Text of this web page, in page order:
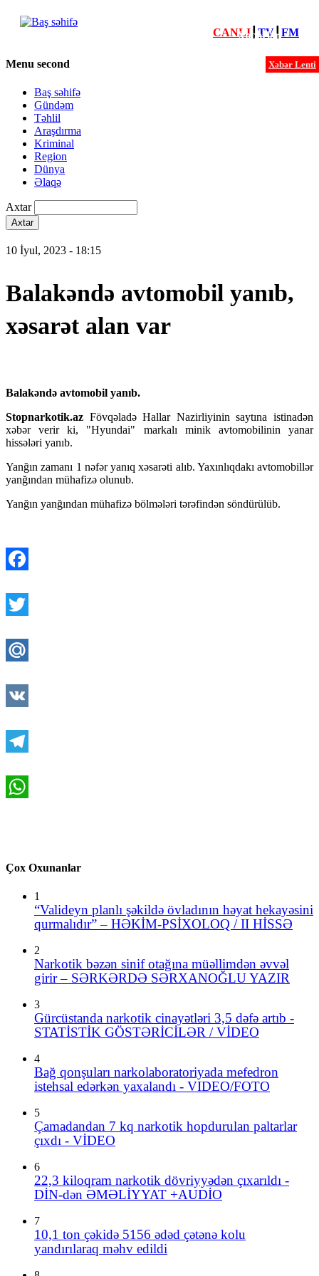
Xəbərlər
Xəbər Lenti
CANLI┃ TV┃ FM
Menu second
Baş səhifə
Gündəm
Təhlil
Araşdırma
Kriminal
Region
Dünya
Əlaqə
Axtar
10 İyul, 2023 - 18:15
Balakəndə avtomobil yanıb,
xəsarət alan var
Balakəndə avtomobil yanıb.
Stopnarkotik.az Fövqəladə Hallar Nazirliyinin saytına istinadən
xəbər verir ki, "Hyundai" markalı minik avtomobilinin yanar
hissələri yanıb.
Yanğın zamanı 1 nəfər yanıq xəsarəti alıb. Yaxınlıqdakı avtomobillər
yanğından mühafizə olunub.
Yanğın yanğından mühafizə bölmələri tərəfindən söndürülüb.
Çox Oxunanlar
1
“Valideyn planlı şəkildə övladının həyat hekayəsini
qurmalıdır” – HƏKİM-PSİXOLOQ / II HİSSƏ
2
Narkotik bəzən sinif otağına müəllimdən əvvəl
girir – SƏRKƏRDƏ SƏRXANOĞLU YAZIR
3
Gürcüstanda narkotik cinayətləri 3,5 dəfə artıb -
STATİSTİK GÖSTƏRİCİLƏR / VİDEO
4
Bağ qonşuları narkolaboratoriyada mefedron
istehsal edərkən yaxalandı - VIDEO/FOTO
5
Çamadandan 7 kq narkotik hopdurulan paltarlar
çıxdı - VİDEO
6
22,3 kiloqram narkotik dövriyyədən çıxarıldı -
DİN-dən ƏMƏLİYYAT +AUDİO
7
10,1 ton çəkidə 5156 ədəd çətənə kolu
yandırılaraq məhv edildi